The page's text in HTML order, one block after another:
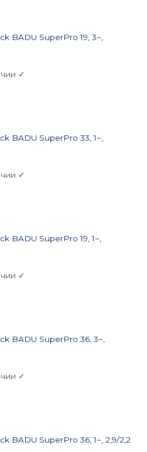
BADU SuperPro 19, 3~,
✓
BADU SuperPro 33, 1~,
✓
BADU SuperPro 19, 1~,
✓
BADU SuperPro 36, 3~,
✓
BADU SuperPro 36, 1~, 2,9/2,2